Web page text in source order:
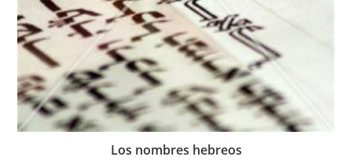
Los nombres hebreos